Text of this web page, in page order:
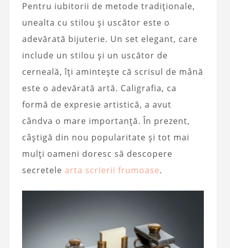
Pentru iubitorii de metode tradiționale,
unealta cu stilou și uscător este o
adevărată bijuterie. Un set elegant, care
include un stilou și un uscător de
cerneală, îți amintește că scrisul de mână
este o adevărată artă. Caligrafia, ca
formă de expresie artistică, a avut
cândva o mare importanță. În prezent,
câștigă din nou popularitate și tot mai
mulți oameni doresc să descopere
secretele arta scrierii frumoase.